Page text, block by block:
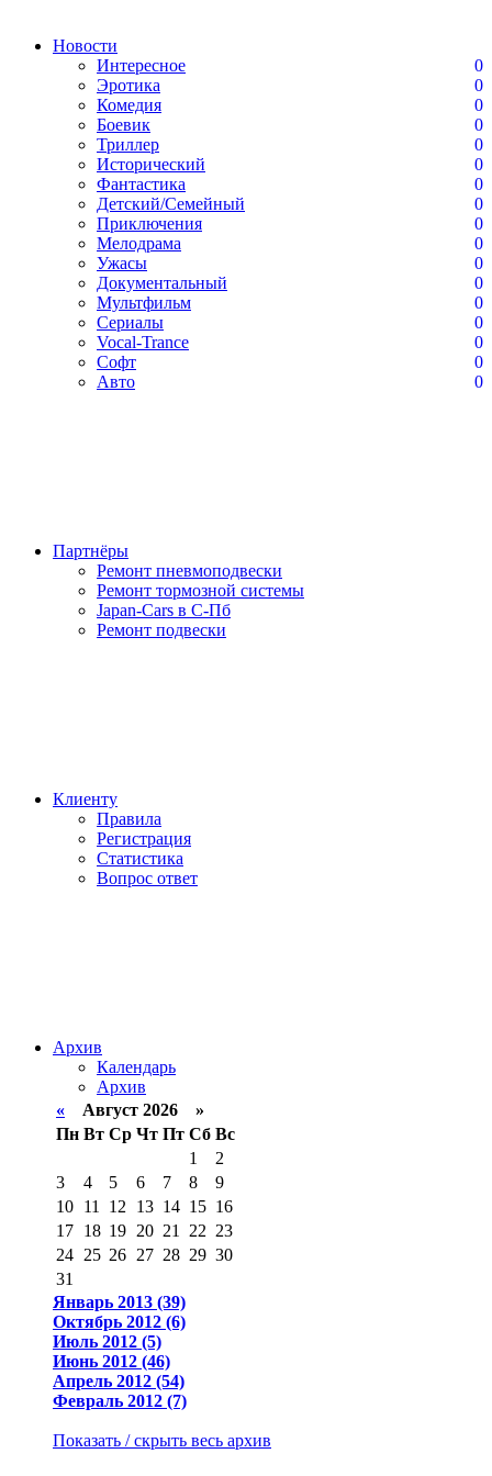
Новости
Интересное
0
Эротика
0
Комедия
0
Боевик
0
Триллер
0
Исторический
0
Фантастика
0
Детский/Семейный
0
Приключения
0
Мелодрама
0
Ужасы
0
Документальный
0
Мультфильм
0
Сериалы
0
Vocal-Trance
0
Софт
0
Авто
0
Партнёры
Ремонт пневмоподвески
Ремонт тормозной системы
Japan-Cars в С-Пб
Ремонт подвески
Клиенту
Правила
Регистрация
Статистика
Вопрос ответ
Архив
Календарь
Архив
« Август 2026 »
Пн Вт Ср Чт Пт Сб Вс
1
2
3
4 5 6 7 8
9
10 11 12 13 14 15 16
17 18 19 20 21 22 23
24 25 26 27 28 29 30
31
Январь 2013 (39)
Октябрь 2012 (6)
Июль 2012 (5)
Июнь 2012 (46)
Апрель 2012 (54)
Февраль 2012 (7)
Показать / скрыть весь архив